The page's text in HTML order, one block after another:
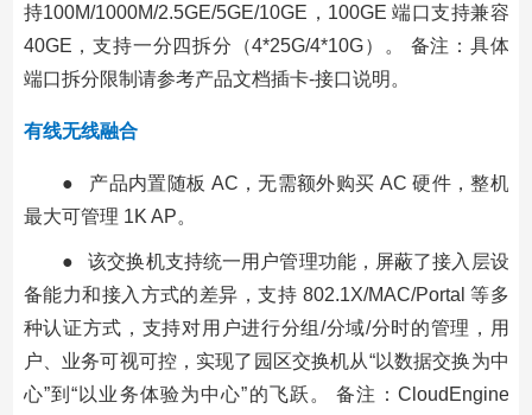
持100M/1000M/2.5GE/5GE/10GE，100GE 端口支持兼容
40GE，支持一分四拆分（4*25G/4*10G）。 备注：具体
端口拆分限制请参考产品文档插卡-接口说明。
有线无线融合
● 产品内置随板 AC，无需额外购买 AC 硬件，整机
最大可管理 1K AP。
● 该交换机支持统一用户管理功能，屏蔽了接入层设
备能力和接入方式的差异，支持 802.1X/MAC/Portal 等多
种认证方式，支持对用户进行分组/分域/分时的管理，用
户、业务可视可控，实现了园区交换机从“以数据交换为中
心”到“以业务体验为中心”的飞跃。 备注：CloudEngine